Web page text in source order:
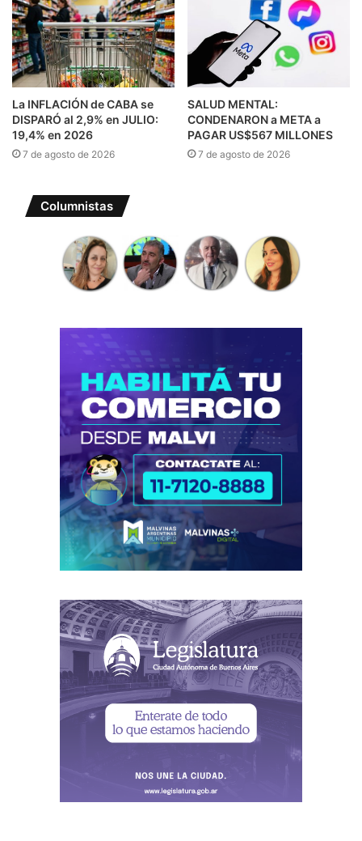
La INFLACIÓN de CABA se
DISPARÓ al 2,9% en JULIO:
19,4% en 2026
7 de agosto de 2026
SALUD MENTAL:
CONDENARON a META a
PAGAR US$567 MILLONES
7 de agosto de 2026
Columnistas